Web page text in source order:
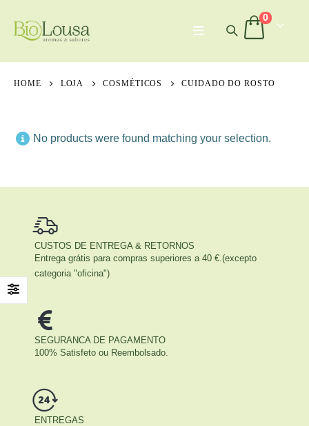
0
HOME LOJA COSMÉTICOS CUIDADO DO ROSTO
No products were found matching your selection.
CUSTOS DE ENTREGA & RETORNOS
Entrega grátis para compras superiores a 40 €.(excepto
categoria "oficina")
SEGURANCA DE PAGAMENTO
100% Satisfeto ou Reembolsado.
ENTREGAS